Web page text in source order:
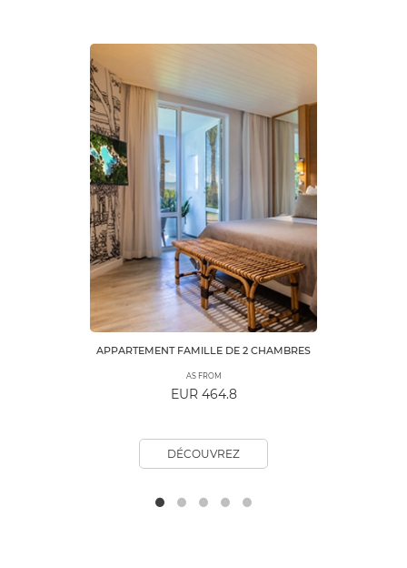
APPARTEMENT FAMILLE DE 2 CHAMBRES
AS FROM
EUR 464.8
DÉCOUVREZ